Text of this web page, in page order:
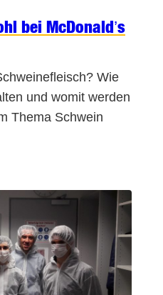
bei McDonald’s
Wie
und womit werden
Thema Schwein